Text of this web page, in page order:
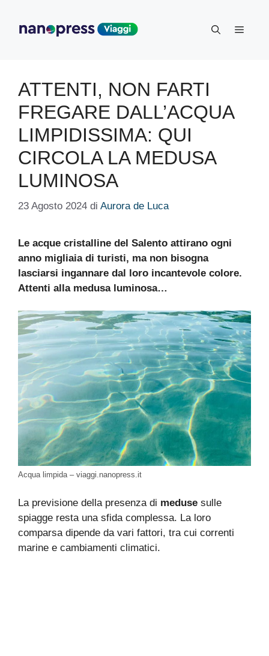
contenuto
Menu
ATTENTI, NON FARTI
FREGARE DALL’ACQUA
LIMPIDISSIMA: QUI
CIRCOLA LA MEDUSA
LUMINOSA
23 Agosto 2024 di Aurora de Luca
Le acque cristalline del Salento attirano ogni
anno migliaia di turisti, ma non bisogna
lasciarsi ingannare dal loro incantevole colore.
Attenti alla medusa luminosa…
Acqua limpida – viaggi.nanopress.it
La previsione della presenza di meduse sulle
spiagge resta una sfida complessa. La loro
comparsa dipende da vari fattori, tra cui correnti
marine e cambiamenti climatici.